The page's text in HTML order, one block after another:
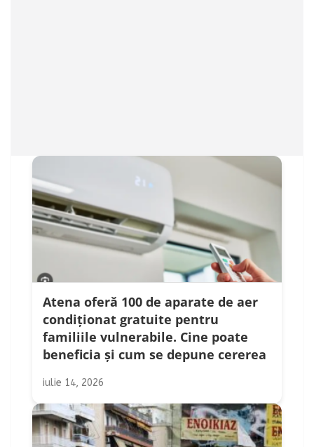
Atena oferă 100 de aparate de aer
condiționat gratuite pentru
familiile vulnerabile. Cine poate
beneficia și cum se depune cererea
iulie 14, 2026